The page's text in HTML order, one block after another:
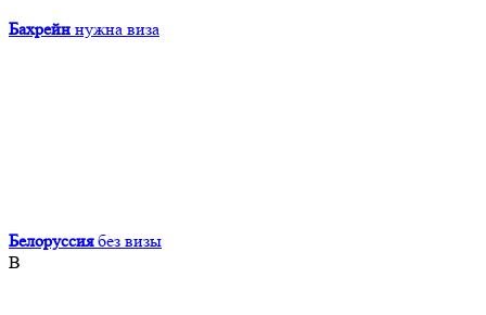
Бахрейн нужна виза
Белоруссия без визы
В